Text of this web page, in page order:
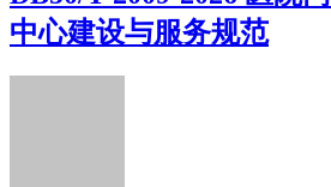
中心建设与服务规范